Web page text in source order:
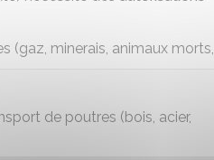
(gaz, minerais, animaux
de poutres (bois, acier,